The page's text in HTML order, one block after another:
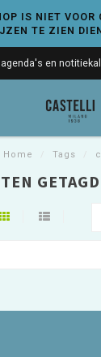
IS NIET VOOR
TE ZIEN
agenda's en
Home Tags